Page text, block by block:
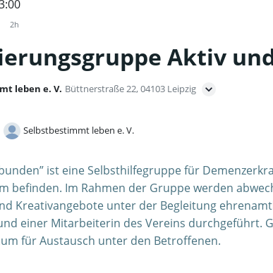
2h
Aktiv
leben e. V. Büttnerstraße 22, 04103 Leipzig
Selbstbestimmt leben e. V.
ist eine Selbsthilfegruppe für
befinden. Im Rahmen der Gruppe werden
Kreativangebote unter der Begleitung
einer Mitarbeiterin des Vereins durchgeführt.
für Austausch unter den Betroffenen.